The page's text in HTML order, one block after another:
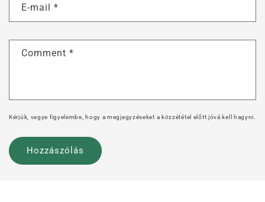
E-mail *
Comment *
Kérjük, vegye figyelembe, hogy a megjegyzéseket a közzététel előtt jóvá kell hagyni.